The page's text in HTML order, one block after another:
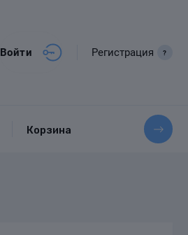
Войти Регистрация ?
Корзина